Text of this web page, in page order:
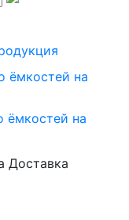
ёмкостей на
ёмкостей на
Доставка